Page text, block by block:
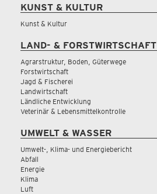
KUNST & KULTUR
Kunst & Kultur
LAND- & FORSTWIRTSCHAFT
Agrarstruktur, Boden, Güterwege
Forstwirtschaft
Jagd & Fischerei
Landwirtschaft
Ländliche Entwicklung
Veterinär & Lebensmittelkontrolle
UMWELT & WASSER
Umwelt-, Klima- und Energiebericht
Abfall
Energie
Klima
Luft